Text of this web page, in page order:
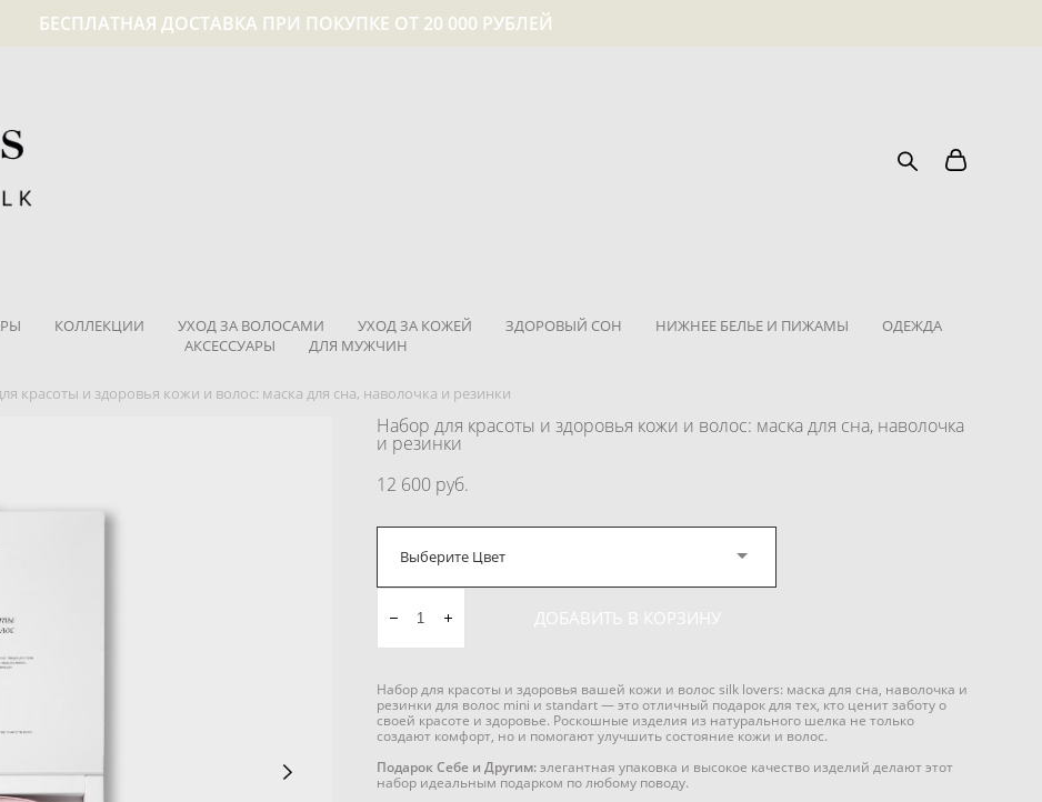
БЕСПЛАТНАЯ ДОСТАВКА ПРИ ПОКУПКЕ ОТ 20 000 РУБЛЕЙ
КОЛЛЕКЦИИ УХОД ЗА ВОЛОСАМИ УХОД ЗА КОЖЕЙ ЗДОРОВЫЙ СОН НИЖНЕЕ БЕЛЬЕ И ПИЖАМЫ
ОДЕЖДА
АКСЕССУАРЫ
ДЛЯ МУЖЧИН
красоты и здоровья кожи и волос: маска для сна, наволочка и резинки
Набор для красоты и здоровья кожи и волос: маска для сна, наволочка
и резинки
12 600 pуб.
Выберите Цвет
ДОБАВИТЬ В КОРЗИНУ
Набор для красоты и здоровья вашей кожи и волос silk lovers: маска для сна, наволочка и
резинки для волос mini и standart — это отличный подарок для тех, кто ценит заботу о
своей красоте и здоровье. Роскошные изделия из натурального шелка не только
создают комфорт, но и помогают улучшить состояние кожи и волос.
Подарок Себе и Другим:элегантная упаковка и высокое качество изделий делают этот
набор идеальным подарком по любому поводу.